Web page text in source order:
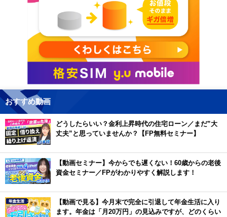
おすすめ動画
どうしたらいい？金利上昇時代の住宅ローン／まだ”大
丈夫”と思っていませんか？【FP無料セミナー】
【動画セミナー】今からでも遅くない！60歳からの老後
資金セミナー／FPがわかりやすく解説します！
【動画で見る】今月末で完全に引退して年金生活に入り
ます。年金は「月20万円」の見込みですが、どのくらい